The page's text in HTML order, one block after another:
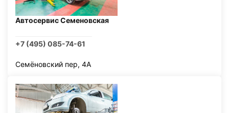
Автосервис Семеновская
+7 (495) 085-74-61
Семёновский пер, 4А